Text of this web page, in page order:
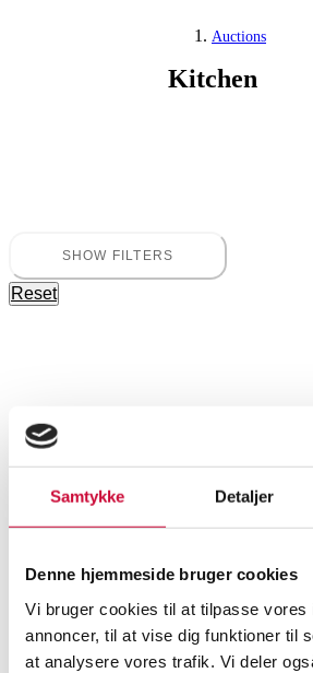
Samtykke Detaljer
Denne hjemmeside bruger cookies
Vi bruger cookies til at tilpasse vores
annoncer, til at vise dig funktioner til
at analysere vores trafik. Vi deler
Auctions
Kitchen
SHOW FILTERS
Reset
hob
Roskilde
DKK incl. premium & fees